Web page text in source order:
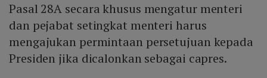
Pasal 28A secara khusus mengatur menteri
dan pejabat setingkat menteri harus
mengajukan permintaan persetujuan kepada
Presiden jika dicalonkan sebagai capres.